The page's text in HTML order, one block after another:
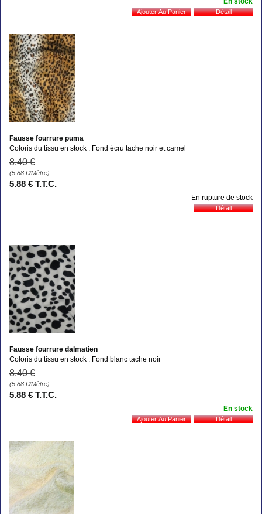
Fausse fourrure puma
Coloris du tissu en stock : Fond écru tache noir et camel
8.40 €
(5.88 €/Mètre)
5.88 € T.T.C.
En rupture de stock
Fausse fourrure dalmatien
Coloris du tissu en stock : Fond blanc tache noir
8.40 €
(5.88 €/Mètre)
5.88 € T.T.C.
En stock